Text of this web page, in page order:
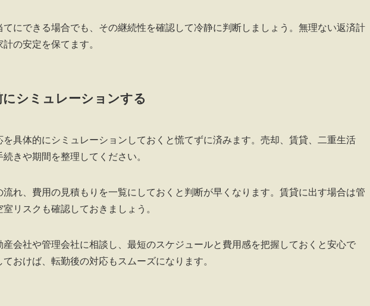
にできる場合でも、その継続性を確認して冷静に判断しましょう。無理ない返済計
の安定を保てます。
シミュレーションする
具体的にシミュレーションしておくと慌てずに済みます。売却、賃貸、二重生活
きや期間を整理してください。
れ、費用の見積もりを一覧にしておくと判断が早くなります。賃貸に出す場合は管
リスクも確認しておきましょう。
会社や管理会社に相談し、最短のスケジュールと費用感を把握しておくと安心で
おけば、転勤後の対応もスムーズになります。